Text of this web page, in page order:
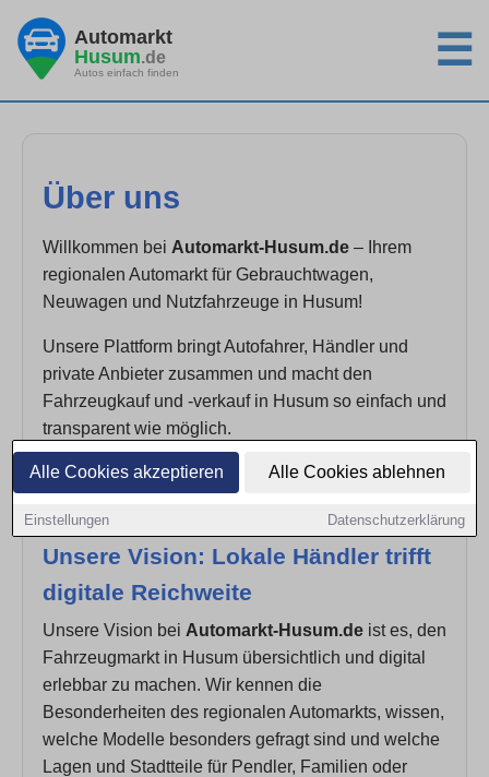
Alle Cookies akzeptieren Alle Cookies ablehnen
Einstellungen Datenschutzerklärung
Automarkt
Husum.de
Autos einfach finden ☰
Über uns
Willkommen bei Automarkt-Husum.de – Ihrem
regionalen Automarkt für Gebrauchtwagen,
Neuwagen und Nutzfahrzeuge in Husum!
Unsere Plattform bringt Autofahrer, Händler und
private Anbieter zusammen und macht den
Fahrzeugkauf und -verkauf in Husum so einfach und
transparent wie möglich.
Unsere Vision: Lokale Händler trifft
digitale Reichweite
Unsere Vision bei Automarkt-Husum.de ist es, den
Fahrzeugmarkt in Husum übersichtlich und digital
erlebbar zu machen. Wir kennen die
Besonderheiten des regionalen Automarkts, wissen,
welche Modelle besonders gefragt sind und welche
Lagen und Stadtteile für Pendler, Familien oder